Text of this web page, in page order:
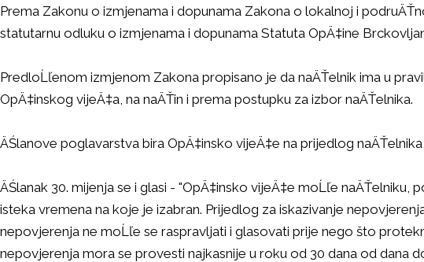
Prema Zakonu o izmjenama i dopunama Zakona o lokalnoj i
statutarnu odluku o izmjenama i dopunama Statuta OpÄ‡ine
PredloĹľenom izmjenom Zakona propisano je da naÄŤelnik ima u
OpÄ‡inskog vijeÄ‡a, na naÄŤin i prema postupku za izbor naÄŤelnika.
ÄŚlanove poglavarstva bira OpÄ‡insko vijeÄ‡e na prijedlog
ÄŚlanak 30. mijenja se i glasi - "OpÄ‡insko vijeÄ‡e moĹľe
isteka vremena na koje je izabran. Prijedlog za iskazivanje
nepovjerenja ne moĹľe se raspravljati i glasovati prije nego što
nepovjerenja mora se provesti najkasnije u roku od 30 dana od dana